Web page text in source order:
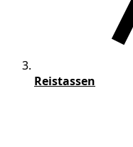
Reistassen